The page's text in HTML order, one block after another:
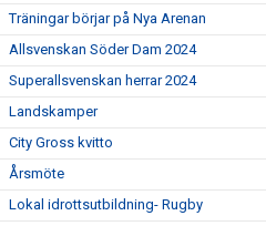
Träningar börjar på Nya Arenan
Allsvenskan Söder Dam 2024
Superallsvenskan herrar 2024
Landskamper
City Gross kvitto
Årsmöte
Lokal idrottsutbildning- Rugby